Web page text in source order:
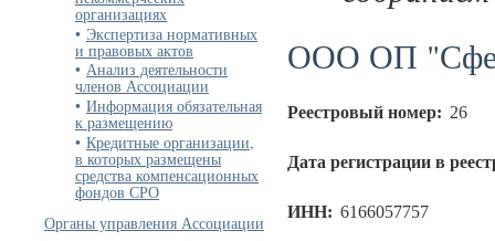
организациях
Экспертиза нормативных
и правовых актов
Анализ деятельности
членов Ассоциации
Информация обязательная
к размещению
Кредитные организации,
в которых размещены
средства компенсационных
фондов СРО
Органы управления Ассоциации
ООО ОП
Реестровый номер: 26
Дата регистрации в
ИНН: 6166057757